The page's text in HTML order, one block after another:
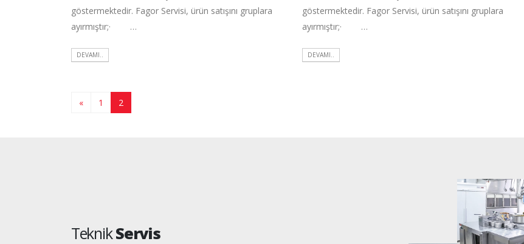
göstermektedir. Fagor Servisi, ürün satışını gruplara
ayırmıştır;· …
DEVAMI..
göstermektedir. Fagor Servisi, ürün satışını gruplara
ayırmıştır;· …
DEVAMI..
« 1
2
TeknikServis